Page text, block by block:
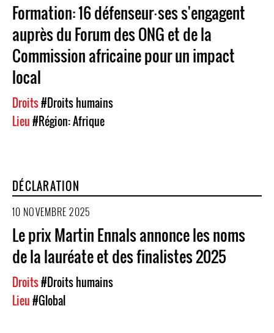
Formation: 16 défenseur⸱ses s'engagent
auprès du Forum des ONG et de la
Commission africaine pour un impact
local
Droits#Droits humains
Lieu#Région: Afrique
DÉCLARATION
10 NOVEMBRE 2025
Le prix Martin Ennals annonce les noms
de la lauréate et des finalistes 2025
Droits#Droits humains
Lieu#Global